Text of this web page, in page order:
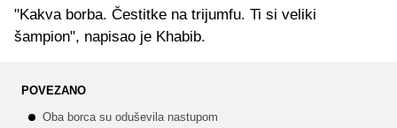
"Kakva borba. Čestitke na trijumfu. Ti si veliki
šampion", napisao je Khabib.
POVEZANO
Oba borca su oduševila nastupom